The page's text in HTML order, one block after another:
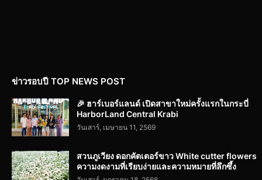
ข่าวรอบปี TOP NEWS POST
🎉 ฮาร์เบอร์แลนด์ เปิดสาขาใหม่ครั้งแรกในกระบี่
HarborLand Central Krabi
วันเสาร์, เมษายน 11, 2569
สวนภูเวียง ดอกคัตเตอร์ขาว White cutter flowers
ความงดงามที่เรียบง่ายและความหมายที่ลึกซึ้ง